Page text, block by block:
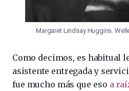
Margaret Lindsay Huggins.
Como decimos, es habitual
asistente entregada y
fue mucho más que eso a